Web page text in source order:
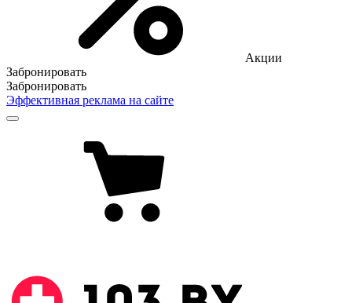
Акции
Забронировать
Забронировать
Эффективная реклама на сайте